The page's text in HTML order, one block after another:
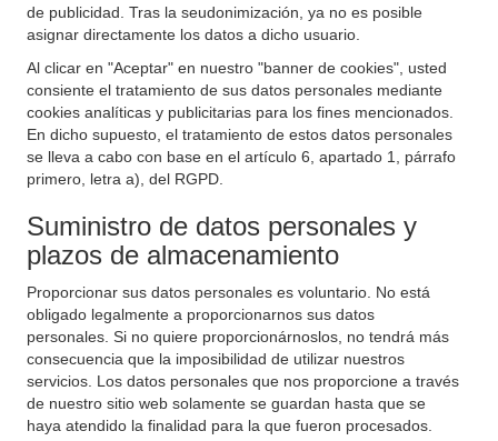
de publicidad. Tras la seudonimización, ya no es posible
asignar directamente los datos a dicho usuario.
Al clicar en "Aceptar" en nuestro "banner de cookies", usted
consiente el tratamiento de sus datos personales mediante
cookies analíticas y publicitarias para los fines mencionados.
En dicho supuesto, el tratamiento de estos datos personales
se lleva a cabo con base en el artículo 6, apartado 1, párrafo
primero, letra a), del RGPD.
Suministro de datos personales y
plazos de almacenamiento
Proporcionar sus datos personales es voluntario. No está
obligado legalmente a proporcionarnos sus datos
personales. Si no quiere proporcionárnoslos, no tendrá más
consecuencia que la imposibilidad de utilizar nuestros
servicios. Los datos personales que nos proporcione a través
de nuestro sitio web solamente se guardan hasta que se
haya atendido la finalidad para la que fueron procesados.